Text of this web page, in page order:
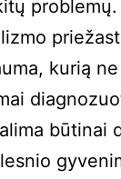
problemų.
kurią
būtinai